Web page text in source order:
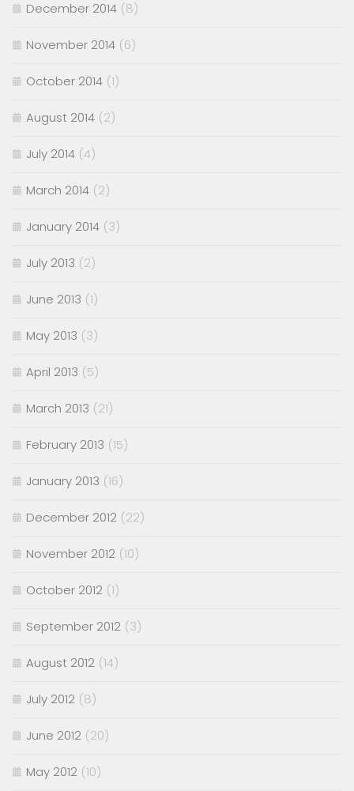
December 2014 (8)
November 2014 (6)
October 2014 (1)
August 2014 (2)
July 2014 (4)
March 2014 (2)
January 2014 (3)
July 2013 (2)
June 2013 (1)
May 2013 (3)
April 2013 (5)
March 2013 (21)
February 2013 (15)
January 2013 (16)
December 2012 (22)
November 2012 (10)
October 2012 (1)
September 2012 (3)
August 2012 (14)
July 2012 (8)
June 2012 (20)
May 2012 (10)